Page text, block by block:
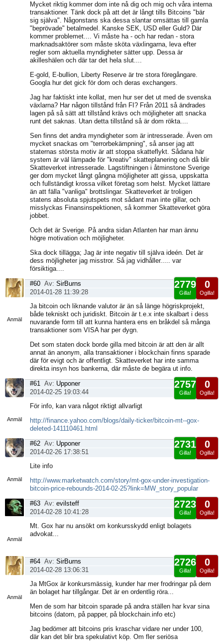
Mycket riktig kommer dom inte nå dig och mig och våra interna
transaktioner. Tänk dock på att det är långt tills Bitcoins "bär
sig själva". Någonstans ska dessa slantar omsättas till gamla
"beprövade" betalmedel. Kanske SEK, USD eller Guld? Där
kommer problemet.... Vi måste ha - och har redan - stora
marknadsaktörer som måste sköta växlingarna, leva efter
regler som aktuella myndigheter sätter upp. Dessa är
akilleshälen och där tar det hela slut....
E-gold, E-bullion, Liberty Reserve är tre stora föregångare.
Googla hur det gick för dom och deras exchangers.
Jag har faktiskt inte kollat, men hur ser det ut med de svenska
växlarna? Har någon tillstånd från FI? Från 2011 så ändrades
lagen på så sätt att tillstånd krävs och möjligheter att snacka
runt det saknas. Utan detta tillstånd så är dom rökta....
Sen finns det andra myndigheter som är intresserade. Även om
mycket snackas om "terrorbekämpning", så anser jag att
staternas största motiv är att stoppa skatteflykt. Sådana här
system är väl lämpade för "kreativ" skatteplanering och då blir
Skatteverket intresserade. Lagstiftningen i åtminstone Sverige
ger dom mycket långt gångna möjligheter att gissa, uppskatta
och fullständigt krossa vilket företag som helst. Mycket lättare
än att fälla "vanliga" brottslingar. Skatteverket är troligen
statens absoluta spjutspets mot sådant man inte gillar, och
misslyckas Finansinspektionen, så kommer Skatteverket göra
jobbet.
Och det är Sverige. På andra sidan Atlanten har man ännu
högre motivation och möjligheter.
Ska dock tillägga; Jag är inte negativ till själva ideén. Det är
dess möjligheter jag misstror. Så jag vidhåller..... var
försiktiga....
Anmäl
0
Ogilla!
2779
Gilla!
#60 Av: SirBurns
2014-01-28 11:39:28
Ja bitcoin och liknande valutor är än så länge högriskprojekt,
både tekniskt och juridiskt. Bitcoin är t.e.x inte skalbart i dess
nuvarande form till att kunna hantera ens en bråkdel så många
transaktioner som VISA har per dygn.
Det som staten dock borde gilla med bitcoin är att den är allt
annat än anonym, alla transaktioner i blockchain finns sparade
där för evigt och är offentligt. Skatteverket har inte samma
direkta insyn hos bankerna, där måste de begära ut info.
Anmäl
0
Ogilla!
2757
Gilla!
#61 Av: Upponer
2014-02-25 19:03:44
För info, kan vara något riktigt allvarligt
http://finance.yahoo.com/blogs/daily-ticker/bitcoin-mt--gox-
deleted-141110461.html
Anmäl
0
Ogilla!
2731
Gilla!
#62 Av: Upponer
2014-02-26 17:38:51
Lite info
http://www.marketwatch.com/story/mt-gox-under-investigation-
bitcoin-price-rebounds-2014-02-25?link=MW_story_popular
Anmäl
0
Ogilla!
2723
Gilla!
#63 Av: evilsteff
2014-02-28 10:41:28
Mt. Gox har nu ansökt om konkursskydd enligt bolagets
advokat...
Anmäl
0
Ogilla!
2726
Gilla!
#64 Av: SirBurns
2014-02-28 13:06:31
Ja MtGox är konkursmässig, kunder har mer frodringar på dem
än bolaget har tillgångar. Det är en ordentlig röra...
Men de som har bitcoin sparade på andra ställen har kvar sina
bitcoins (datorn, på papper, på blockchain.info etc)
Jag bedömer att bitcoins pris kraschar vidare ner under 100,
där kan det blir bra spekulativt köp. Om fler seriösa